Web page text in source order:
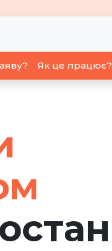
Як це працює?